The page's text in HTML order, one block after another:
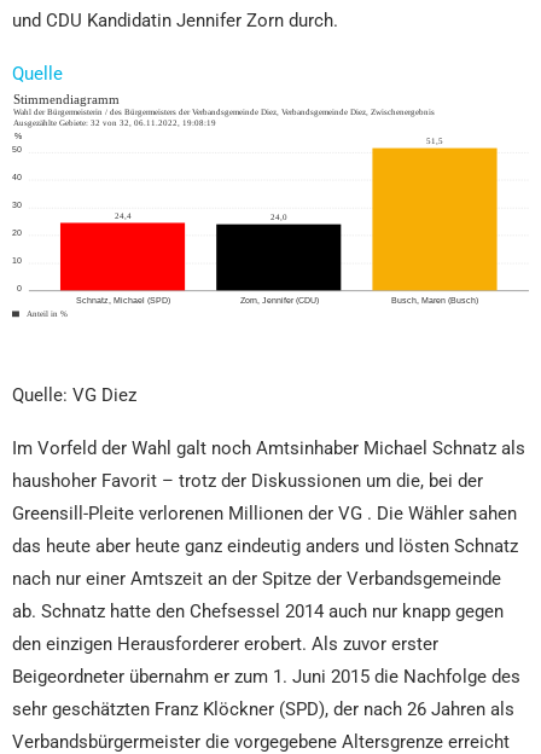
und CDU Kandidatin Jennifer Zorn durch.
Quelle
Quelle: VG Diez
Im Vorfeld der Wahl galt noch Amtsinhaber Michael Schnatz als
haushoher Favorit – trotz der Diskussionen um die, bei der
Greensill-Pleite verlorenen Millionen der VG . Die Wähler sahen
das heute aber heute ganz eindeutig anders und lösten Schnatz
nach nur einer Amtszeit an der Spitze der Verbandsgemeinde
ab. Schnatz hatte den Chefsessel 2014 auch nur knapp gegen
den einzigen Herausforderer erobert. Als zuvor erster
Beigeordneter übernahm er zum 1. Juni 2015 die Nachfolge des
sehr geschätzten Franz Klöckner (SPD), der nach 26 Jahren als
Verbandsbürgermeister die vorgegebene Altersgrenze erreicht